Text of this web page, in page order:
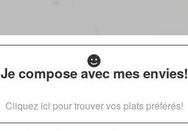
Je compose avec mes envies!
Cliquez ici pour trouver vos plats préférés!